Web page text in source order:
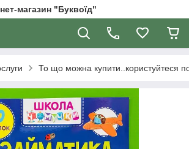
магазин "Буквоїд"
То що можна купити..користуйтеся